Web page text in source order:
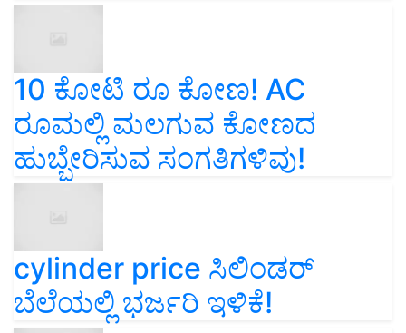
10 ಕೋಟಿ ರೂ ಕೋಣ! AC
ರೂಮಲ್ಲಿ ಮಲಗುವ ಕೋಣದ
ಹುಬ್ಬೇರಿಸುವ ಸಂಗತಿಗಳಿವು!
cylinder price ಸಿಲಿಂಡರ್‌
ಬೆಲೆಯಲ್ಲಿ ಭರ್ಜರಿ ಇಳಿಕೆ!